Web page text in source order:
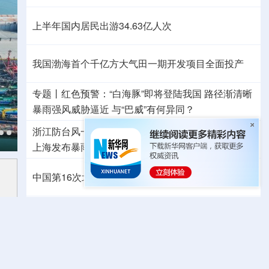
上半年国内居民出游34.63亿人次
我国渤海首个千亿方大气田一期开发项目全面投产
专题丨 红色预警：“白海豚”即将登陆我国 路径渐清晰
暴雨强风威胁逼近 与“巴威”有何异同？
浙江防台风一线扫描福建防台风应急响应升至二级
上海发布暴雨红色预警江西启动防汛四级应急响应
中国第16次北冰洋考察队“雪龙2”号开始冰站调查